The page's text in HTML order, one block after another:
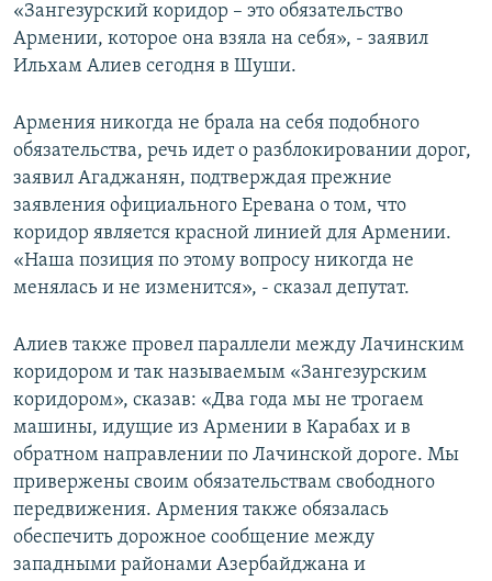
«Зангезурский коридор – это обязательство
Армении, которое она взяла на себя», - заявил
Ильхам Алиев сегодня в Шуши.
Армения никогда не брала на себя подобного
обязательства, речь идет о разблокировании дорог,
заявил Агаджанян, подтверждая прежние
заявления официального Еревана о том, что
коридор является красной линией для Армении.
«Наша позиция по этому вопросу никогда не
менялась и не изменится», - сказал депутат.
Алиев также провел параллели между Лачинским
коридором и так называемым «Зангезурским
коридором», сказав: «Два года мы не трогаем
машины, идущие из Армении в Карабах и в
обратном направлении по Лачинской дороге. Мы
привержены своим обязательствам свободного
передвижения. Армения также обязалась
обеспечить дорожное сообщение между
западными районами Азербайджана и